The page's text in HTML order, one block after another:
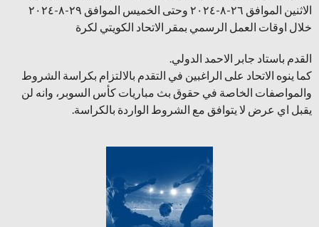
الاثنين الموافق ٢٦-٨-٢٠٢٤ وحتى الخميس الموافق ٢٩-٨-٢٠٢٤
خلال اوقات العمل الرسمي بمقر الاتحاد الكويتي لكرة
القدم باستاد جابر الاحمد الدولي.
كما ينوه الاتحاد على الراغبين في التقدم بالالتزام بكراسة الشروط
والمواصفات الخاصة في حقوق بث مباريات كأس السوبر، وانه لن
يقبل اي عرض لا يتوافق مع الشروط الواردة بالكراسة.